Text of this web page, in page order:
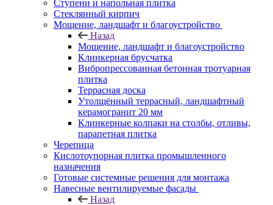
Ступени и напольная плитка
Cтеклянный кирпич
Мощение, ландшафт и благоустройство
Назад
Мощение, ландшафт и благоустройство
Клинкерная брусчатка
Вибропрессованная бетонная тротуарная
плитка
Террасная доска
Утолщённый террасный, ландшафтный
керамогранит 20 мм
Клинкерные колпаки на столбы, отливы,
парапетная плитка
Черепица
Кислотоупорная плитка промышленного
назначения
Готовые системные решения для монтажа
Навесные вентилируемые фасады
Назад